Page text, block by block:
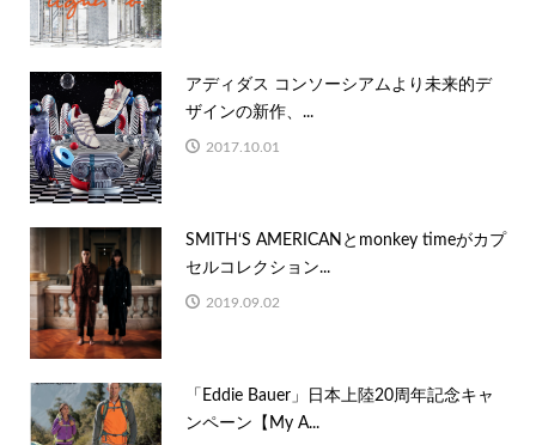
アディダス コンソーシアムより未来的デ
ザインの新作、...
2017.10.01
SMITH‘S AMERICANとmonkey timeがカプ
セルコレクション...
2019.09.02
「Eddie Bauer」日本上陸20周年記念キャ
ンペーン【My A...